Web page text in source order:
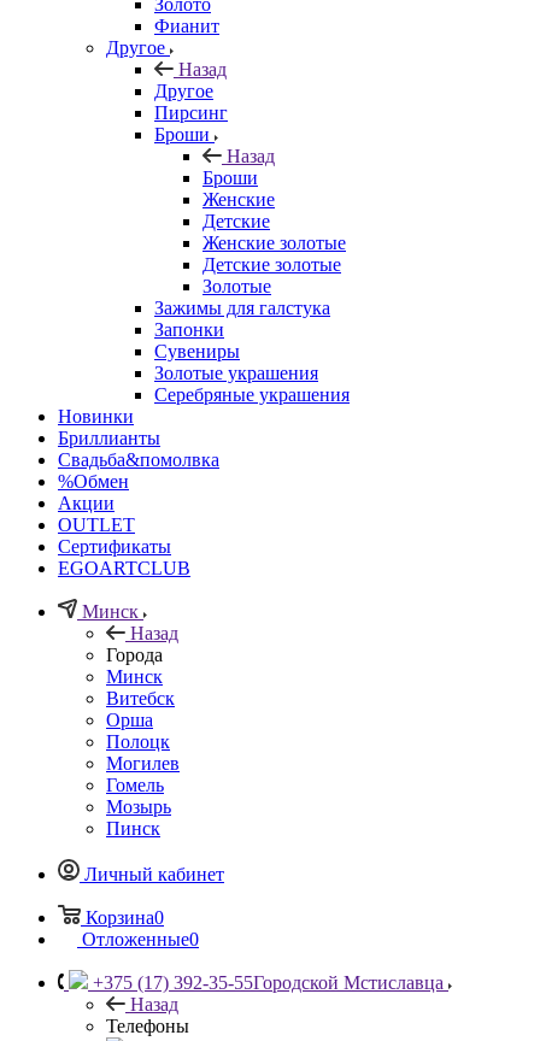
Золото
Фианит
Другое
Назад
Другое
Пирсинг
Броши
Назад
Броши
Женские
Детские
Женские золотые
Детские золотые
Золотые
Зажимы для галстука
Запонки
Сувениры
Золотые украшения
Серебряные украшения
Новинки
Бриллианты
Свадьба&помолвка
%Обмен
Акции
OUTLET
Сертификаты
EGOARTCLUB
Минск
Назад
Города
Минск
Витебск
Орша
Полоцк
Могилев
Гомель
Мозырь
Пинск
Личный кабинет
Корзина0
Отложенные0
+375 (17) 392-35-55Городской Мстиславца
Назад
Телефоны